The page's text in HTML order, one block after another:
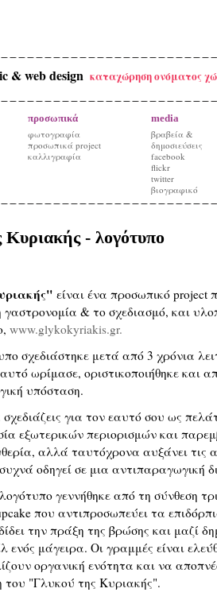
& web design καταχώρηση ονόματος
προσωπικά
φωτογραφία
προσωπικά project
καλλιγραφία
media
βραβεία &
δημοσιεύσεις
facebook
flickr
twitter
βιογραφικό
Κυριακής - λογότυπο
είναι ένα προσωπικό prοject
& το σχεδιασμό, και
www.glykokyriakis.gr.
σχεδιάστηκε μετά από 3 χρόνια
ωρίμασε, οριστικοποιήθηκε και
υπόσταση.
για τον εαυτό σου ως
εξωτερικών περιορισμών και
αλλά ταυτόχρονα αυξάνει τις
οδηγεί σε μια αντιπαραγωγική
γεννήθηκε από τη σύνθεση
που αντιπροσωπεύει τα
την πράξη της βρώσης και μαζί
ενός μάγειρα. Οι γραμμές είναι
οργανική ενότητα και να
του "Γλυκού της Κυριακής".